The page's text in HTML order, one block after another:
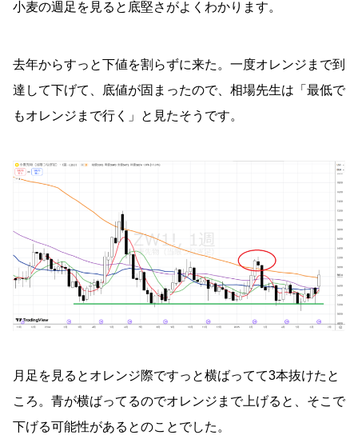
小麦の週足を見ると底堅さがよくわかります。
去年からすっと下値を割らずに来た。一度オレンジまで到
達して下げて、底値が固まったので、相場先生は「最低で
もオレンジまで行く」と見たそうです。
月足を見るとオレンジ際ですっと横ばってて3本抜けたと
ころ。青が横ばってるのでオレンジまで上げると、そこで
下げる可能性があるとのことでした。